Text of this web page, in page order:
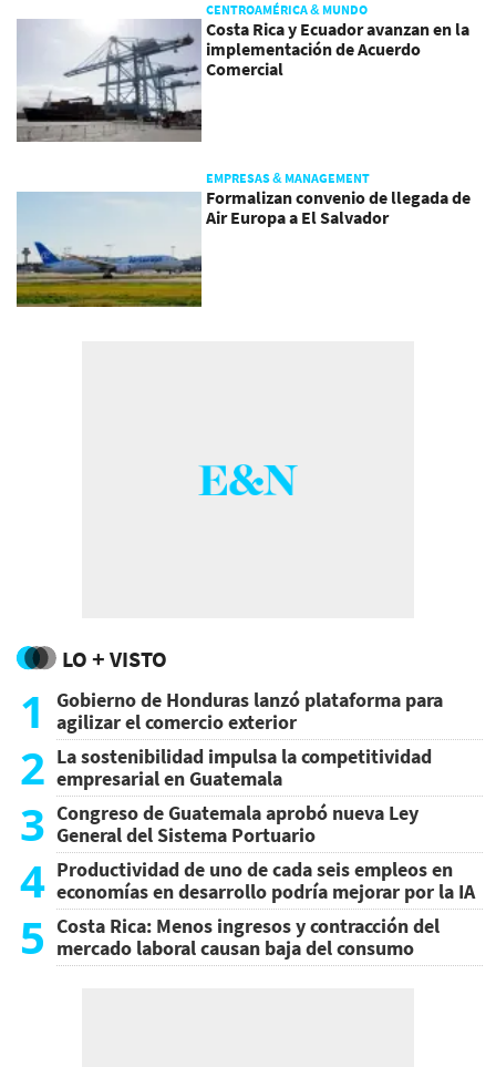
CENTROAMÉRICA & MUNDO
Costa Rica y Ecuador avanzan en la
implementación de Acuerdo
Comercial
EMPRESAS & MANAGEMENT
Formalizan convenio de llegada de
Air Europa a El Salvador
LO + VISTO
1
Gobierno de Honduras lanzó plataforma para
agilizar el comercio exterior
2 La sostenibilidad impulsa la competitividad
empresarial en Guatemala
3 Congreso de Guatemala aprobó nueva Ley
General del Sistema Portuario
4 Productividad de uno de cada seis empleos en
economías en desarrollo podría mejorar por la IA
5 Costa Rica: Menos ingresos y contracción del
mercado laboral causan baja del consumo